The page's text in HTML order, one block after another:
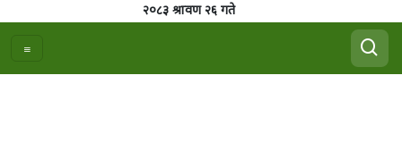
२०८३ श्रावण २६ गते